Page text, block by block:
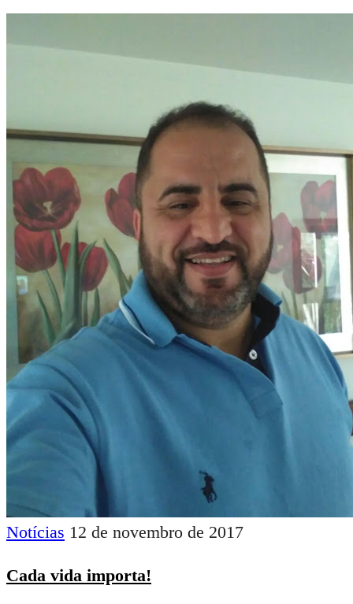
Notícias 12 de novembro de 2017
Cada vida importa!